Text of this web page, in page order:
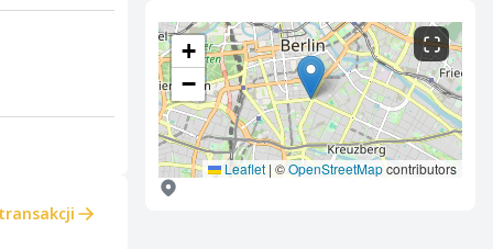
+
−
Leaflet | ©OpenStreetMapcontributors